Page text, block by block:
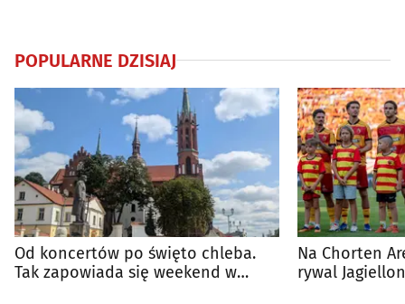
POPULARNE DZISIAJ
Od koncertów po święto chleba.
Tak zapowiada się weekend w
Na Chorten
rywal